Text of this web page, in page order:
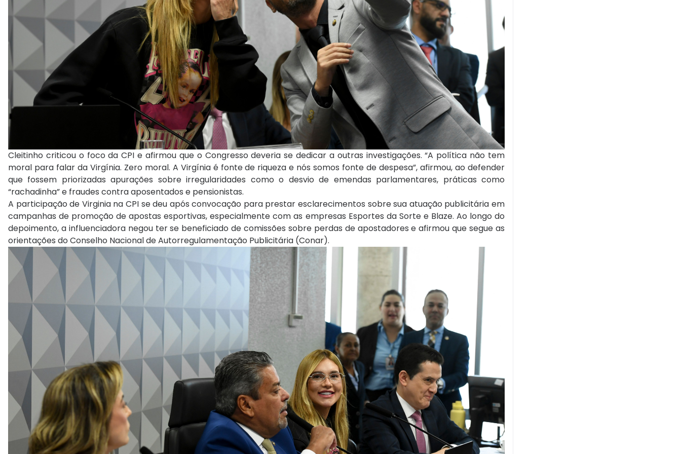
Cleitinho criticou o foco da CPI e afirmou que o Congresso deveria se dedicar a outras investigações. “A política não tem
moral para falar da Virgínia. Zero moral. A Virgínia é fonte de riqueza e nós somos fonte de despesa”, afirmou, ao defender
que fossem priorizadas apurações sobre irregularidades como o desvio de emendas parlamentares, práticas como
“rachadinha” e fraudes contra aposentados e pensionistas.
A participação de Virginia na CPI se deu após convocação para prestar esclarecimentos sobre sua atuação publicitária em
campanhas de promoção de apostas esportivas, especialmente com as empresas Esportes da Sorte e Blaze. Ao longo do
depoimento, a influenciadora negou ter se beneficiado de comissões sobre perdas de apostadores e afirmou que segue as
orientações do Conselho Nacional de Autorregulamentação Publicitária (Conar).